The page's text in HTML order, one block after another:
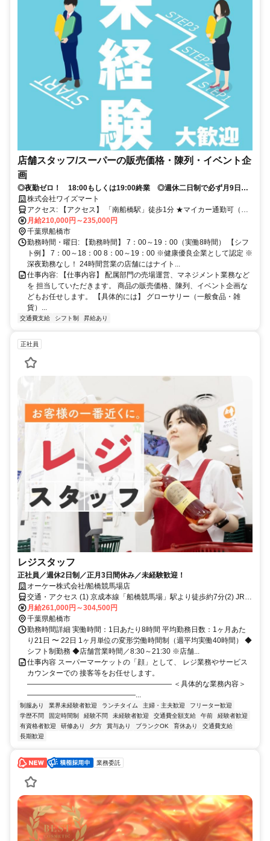
店舗スタッフ/スーパーの販売価格・陳列・イベント企
画
◎夜勤ゼロ！ 18:00もしくは19:00終業 ◎週休二日制で必ず月9日休
み 年間休日116日◎アイデアを売り場づくりに活かせる裁量の大きな
仕事！
株式会社ワイズマート
アクセス: 【アクセス】 「南船橋駅」徒歩1分 ★マイカー通勤可（駐
車場完備） ★勤務地は希望を考慮／ご自宅の最寄駅から1時間以内へ
配属予定 【千葉の店舗】 千葉県千葉市 5店舗 千葉県船橋市 9店舗 千
葉県浦安市 3店舗 千葉県市川市 6店舗 千葉県習志野市 2店舗 千葉県
八千代市 1店舗
月給210,000円～235,000円
千葉県船橋市
勤務時間・曜日: 【勤務時間】 7：00～19：00（実働8時間） 【シフ
ト例】 7：00～18：00 8：00～19：00 ※健康優良企業として認定 ※
深夜勤務なし！ 24時間営業の店舗にはナイト...
仕事内容: 【仕事内容】 配属部門の売場運営、マネジメント業務など
を 担当していただきます。 商品の販売価格、陳列、イベント企画な
どもお任せします。 【具体的には】 グローサリー（一般食品・雑
貨）...
交通費支給 シフト制 昇給あり
正社員
レジスタッフ
正社員／週休2日制／正月3日間休み／未経験歓迎！
オーケー株式会社/船橋競馬場店
交通・アクセス (1) 京成本線「船橋競馬場」駅より徒歩約7分(2) JR京
葉線「南船橋」駅より徒歩約12分
月給261,000円～304,500円
千葉県船橋市
勤務時間詳細 実働時間：1日あたり8時間 平均勤務日数：1ヶ月あた
り21日 〜 22日 1ヶ月単位の変形労働時間制（週平均実働40時間） ◆
シフト制勤務 ◆店舗営業時間／8:30～21:30 ※店舗...
仕事内容 スーパーマーケットの「顔」として、 レジ業務やサービス
カウンターでの 接客等をお任せします。
―――――――――――――――――――― ＜具体的な業務内容＞
―――――――――――――――...
制服あり 業界未経験者歓迎 ランチタイム 主婦・主夫歓迎
フリーター歓迎
学歴不問
固定時間制 経験不問 未経験者歓迎 交通費全額支給 午前
経験者歓迎
有資格者歓迎
研修あり 夕方 賞与あり ブランクOK 育休あり
交通費支給
長期歓迎
業務委託